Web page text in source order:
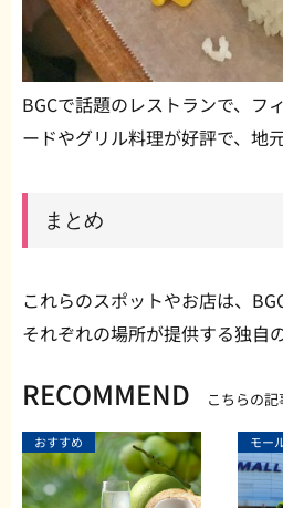
BGCで話題のレストランで、フ
ードやグリル料理が好評で、地
まとめ
これらのスポットやお店は、
それぞれの場所が提供する独自
RECOMMEND こちらの
おすすめ モー